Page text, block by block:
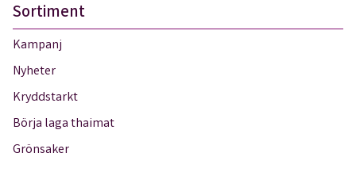
Sortiment
Kampanj
Nyheter
Kryddstarkt
Börja laga thaimat
Grönsaker